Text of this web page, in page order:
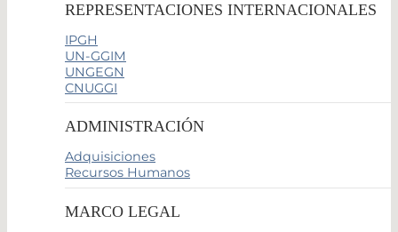
REPRESENTACIONES INTERNACIONALES
IPGH
UN-GGIM
UNGEGN
CNUGGI
ADMINISTRACIÓN
Adquisiciones
Recursos Humanos
MARCO LEGAL